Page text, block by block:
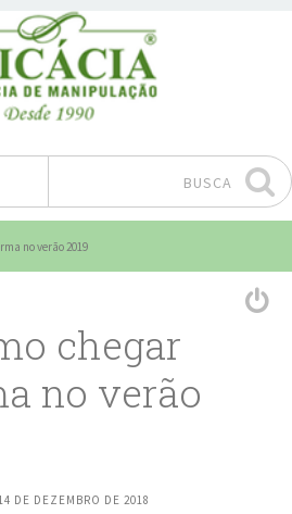
BUSCA
no verão 2019
chegar
no verão
DE DEZEMBRO DE 2018